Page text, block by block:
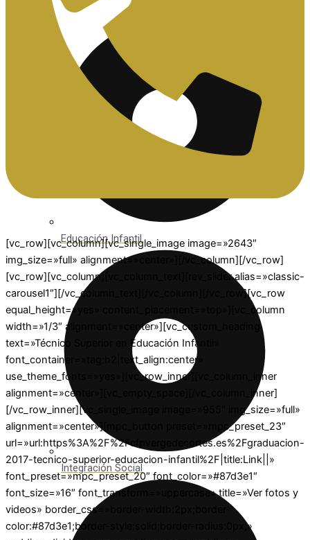
Educación Infantil
Integración Social
[vc_row][vc_column][vc_single_image image=»2643″
img_size=»full» alignment=»center»][/vc_column][/vc_row]
[vc_row][vc_column][vc_column_text][rev_slider alias=»classic-
carousel1″][/vc_column_text][/vc_column][/vc_row][vc_row
equal_height=»yes» content_placement=»top»][vc_column
width=»1/3″ alignment=»center»][vc_custom_heading
text=»Técnico Superior en Educación Infantil»
font_container=»tag:h2|text_align:center»
use_theme_fonts=»yes»][vc_row_inner][vc_column_inner
alignment=»center»][vc_empty_space][/vc_column_inner]
[/vc_row_inner][vc_single_image image=»955″ img_size=»full»
alignment=»center»][mpc_button preset=»mpc_preset_23″
url=»url:https%3A%2F%2Fcfpvergedecortes.es%2Fgraduacion-
2017-tecnico-superior-educacion-infantil%2F|title:Link||»
font_preset=»mpc_preset_20″ font_color=»#87d3e1″
font_size=»16″ font_transform=»uppercase» title=»Ver fotos y
videos» border_css=»border-width:2px;border-
color:#87d3e1;border-style:solid;border-radius:0px;»